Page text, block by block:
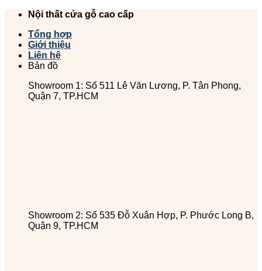
Chuyển
dung
Nội thất cửa gỗ cao cấp
Tổng hợp
Giới thiệu
Liên hệ
Bản đồ
Showroom 1: Số 511 Lê Văn Lương, P. Tân Phong,
Quận 7, TP.HCM
Showroom 2: Số 535 Đỗ Xuân Hợp, P. Phước Long B,
Quận 9, TP.HCM